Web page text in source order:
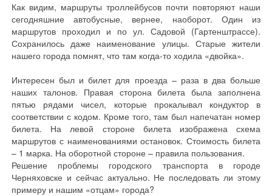
Как видим, маршруты троллейбусов почти повторяют наши
сегодняшние автобусные, вернее, наоборот. Один из
маршрутов проходил и по ул. Садовой (Гартенштрассе).
Сохранилось даже наименование улицы. Старые жители
нашего города помнят, что там когда-то ходила «двойка».
Интересен был и билет для проезда – раза в два больше
наших талонов. Правая сторона билета была заполнена
пятью рядами чисел, которые прокалывал кондуктор в
соответствии с кодом. Кроме того, там был напечатан номер
билета. На левой стороне билета изображена схема
маршрутов с наименованиями остановок. Стоимость билета
– 1 марка. На оборотной стороне – правила пользования.
Решение проблемы городского транспорта в городе
Черняховске и сейчас актуально. Не последовать ли этому
примеру и нашим «отцам» города?